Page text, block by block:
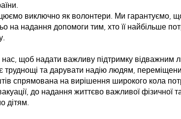
виключно як волонтери. Ми гарантуємо,
на надання допомоги тим, хто її найбільше
щоб надати важливу підтримку відважним
та дарувати надію людям,
спрямована на вирішення широкого кола
до надання життєво важливої фізичної
дітям.​